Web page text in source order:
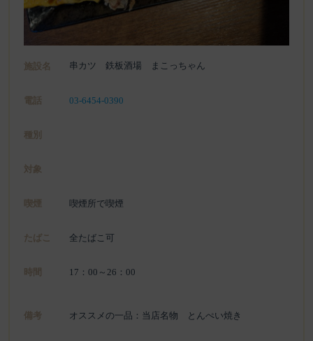
施設名 串カツ 鉄板酒場 まこっちゃん
電話 03-6454-0390
種別
対象
喫煙 喫煙所で喫煙
たばこ 全たばこ可
時間 17：00～26：00
備考 オススメの一品：当店名物 とんぺい焼き